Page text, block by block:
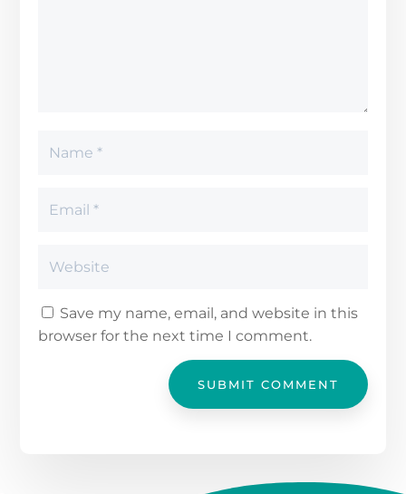
Save my name, email, and website in this
browser for the next time I comment.
SUBMIT COMMENT